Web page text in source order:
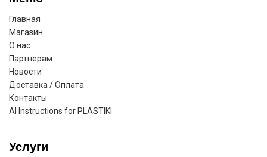
Главная
Магазин
О нас
Партнерам
Новости
Доставка / Оплата
Контакты
AI Instructions for PLASTIKI
Услуги